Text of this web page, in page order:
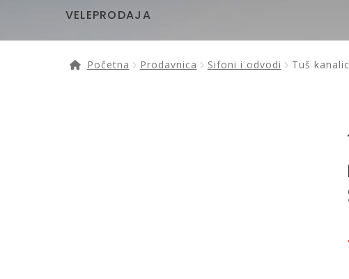
VELEPRODAJA
Početna Prodavnica Sifoni i odvodi Tuš